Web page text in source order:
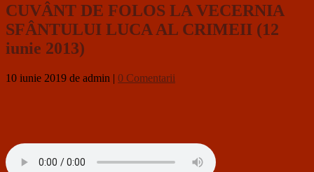
CUVÂNT DE FOLOS LA VECERNIA
SFÂNTULUI LUCA AL CRIMEII (12
iunie 2013)
10 iunie 2019 de admin | 0 Comentarii